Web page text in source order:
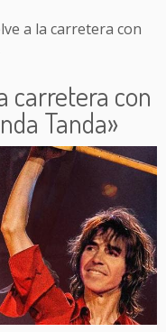
a la carretera con
carretera con
Tanda»